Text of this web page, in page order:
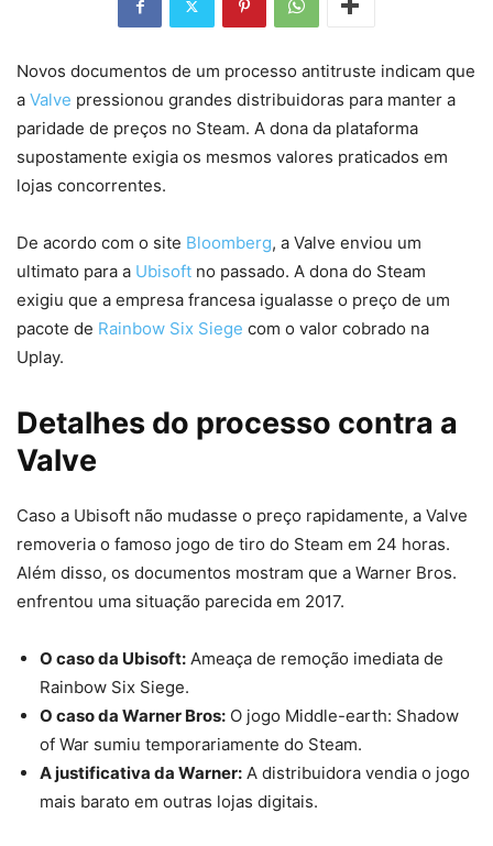
Novos documentos de um processo antitruste indicam que
a Valve pressionou grandes distribuidoras para manter a
paridade de preços no Steam. A dona da plataforma
supostamente exigia os mesmos valores praticados em
lojas concorrentes.
De acordo com o site Bloomberg, a Valve enviou um
ultimato para a Ubisoft no passado. A dona do Steam
exigiu que a empresa francesa igualasse o preço de um
pacote de Rainbow Six Siege com o valor cobrado na
Uplay.
Detalhes do processo contra a
Valve
Caso a Ubisoft não mudasse o preço rapidamente, a Valve
removeria o famoso jogo de tiro do Steam em 24 horas.
Além disso, os documentos mostram que a Warner Bros.
enfrentou uma situação parecida em 2017.
O caso da Ubisoft: Ameaça de remoção imediata de
Rainbow Six Siege.
O caso da Warner Bros: O jogo Middle-earth: Shadow
of War sumiu temporariamente do Steam.
A justificativa da Warner: A distribuidora vendia o jogo
mais barato em outras lojas digitais.